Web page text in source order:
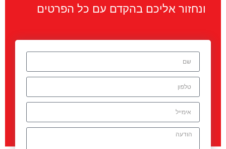
קרא עוד »
ונחזור אליכם בהקדם עם כל הפרטים